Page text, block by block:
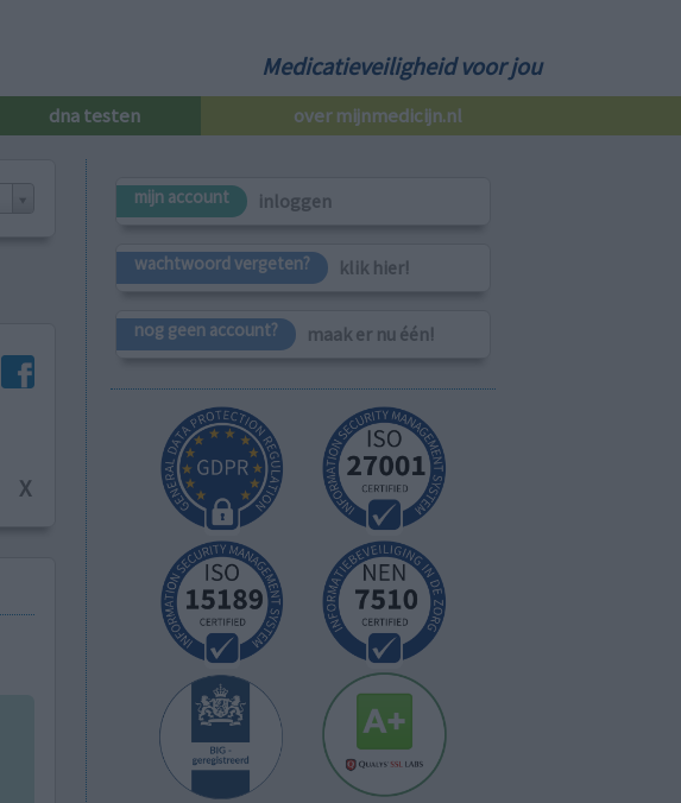
Medicatieveiligheid voor jou
dna testen over mijnmedicijn.nl
X
mijn account inloggen
wachtwoord vergeten? klik hier!
nog geen account? maak er nu één!